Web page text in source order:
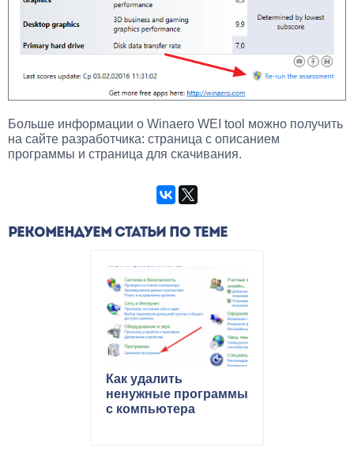
Больше информации о Winaero WEI tool можно получить
на сайте разработчика: страница с описанием
программы и страница для скачивания.
РЕКОМЕНДУЕМ СТАТЬИ ПО ТЕМЕ
Как удалить
ненужные программы
с компьютера